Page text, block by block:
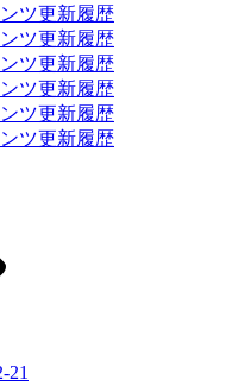
ツ更新履歴
ツ更新履歴
ツ更新履歴
ツ更新履歴
ツ更新履歴
ツ更新履歴
21